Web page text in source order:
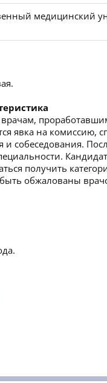
медицинский
явка на комиссию,
и собеседования.
получить
обжалованы